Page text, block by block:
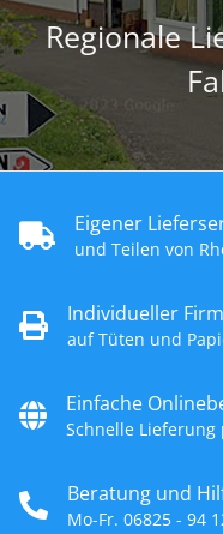
Regionale
Eigener
und Teilen von
Individueller
auf Tüten und
Einfache
Schnelle Lieferung
Beratung und
Mo-Fr. 06825 - 94